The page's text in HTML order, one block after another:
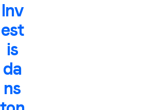
Inv
est
is
da
ns